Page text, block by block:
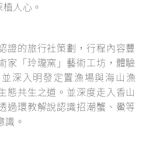
人心。
證的旅行社策劃，行程內容豐
家「玲瓏窯」藝術工坊，體驗
深入明發定置漁場與海山漁
態共生之道。並深度走入香山
過環教解說認識招潮蟹、鱟等
識。